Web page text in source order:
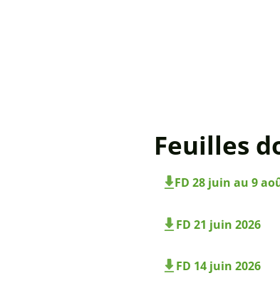
Feuilles
FD 28 juin au 9
FD 21 juin 2026
FD 14 juin 2026